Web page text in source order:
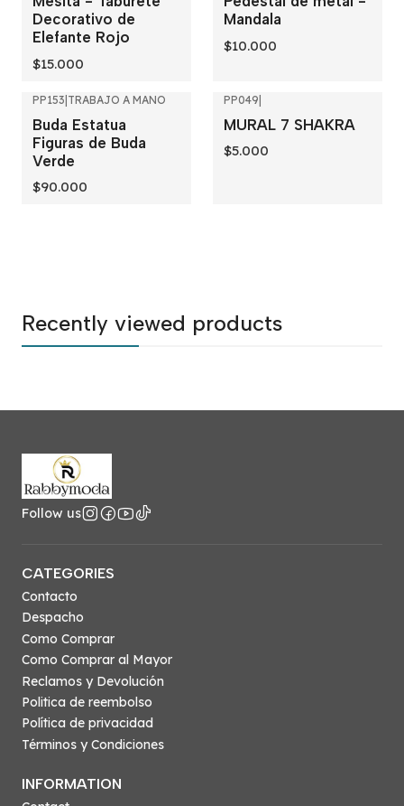
Decorativo de
Elefante Rojo
$15.000
Mandala
$10.000
PP153|TRABAJO A MANO
Buda Estatua
Figuras de Buda
Verde
$90.000
PP049|
MURAL 7 SHAKRA
$5.000
Recently viewed products
Follow us
CATEGORIES
Contacto
Despacho
Como Comprar
Como Comprar al Mayor
Reclamos y Devolución
Politica de reembolso
Política de privacidad
Términos y Condiciones
INFORMATION